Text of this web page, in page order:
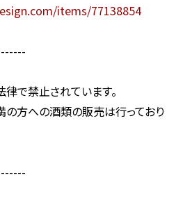
items/77138854
で禁止されています。
の方への酒類の販売は行っており